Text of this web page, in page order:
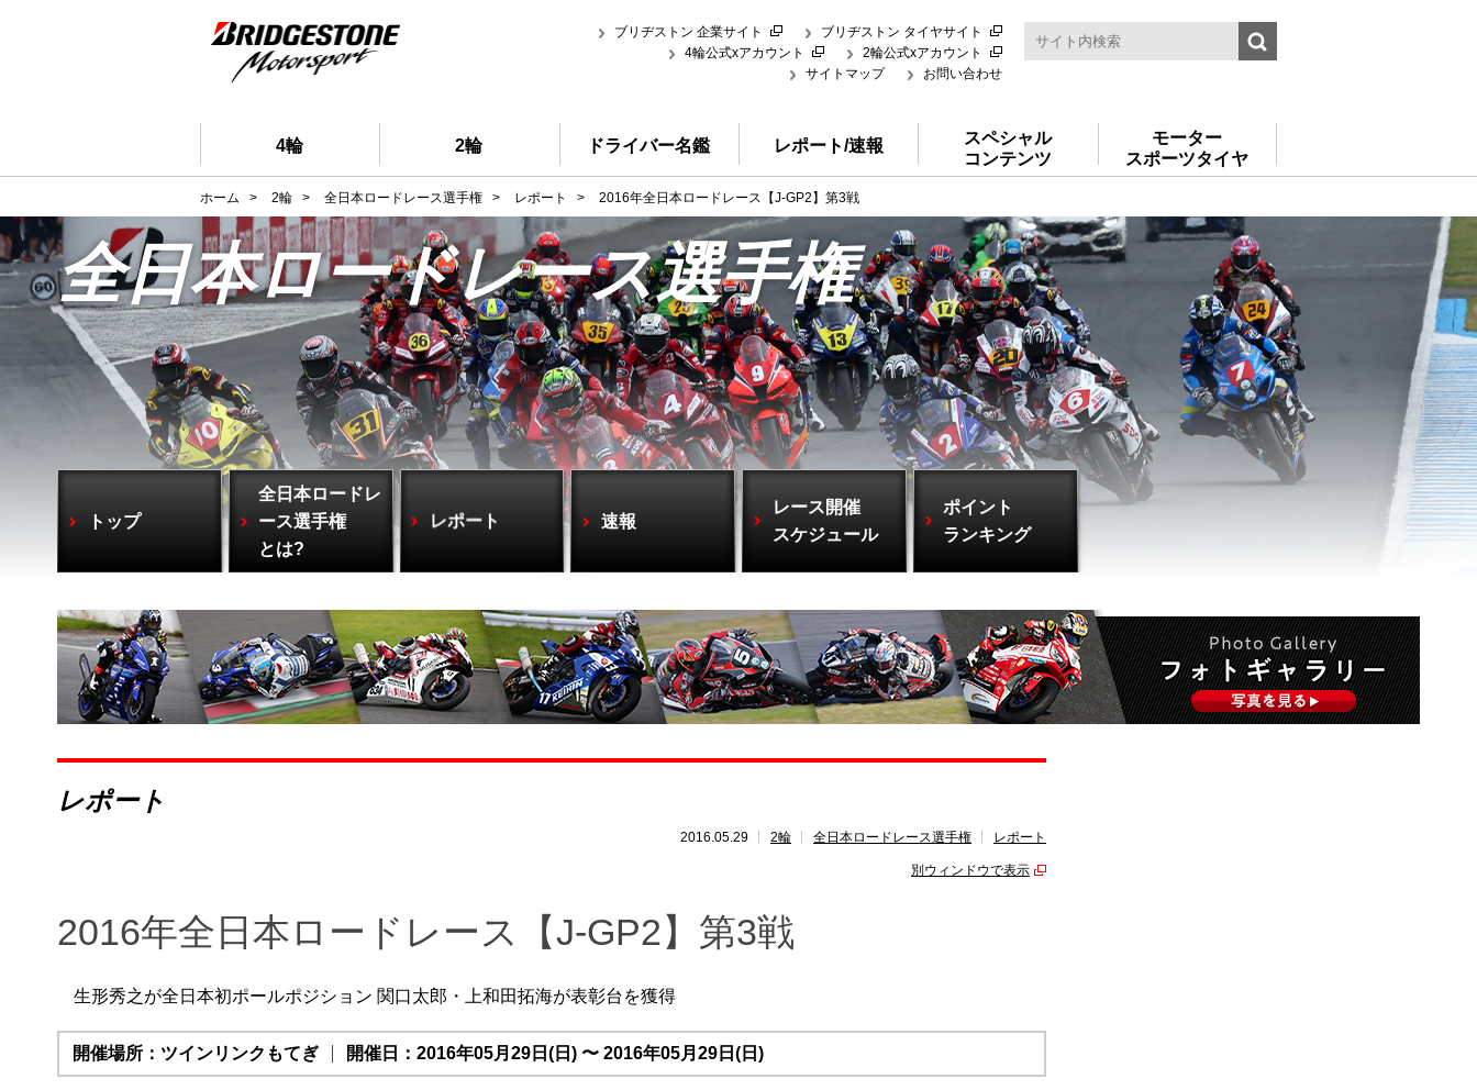
ブリヂストン 企業サイト
ブリヂストン タイヤサイト
4輪公式xアカウント
2輪公式xアカウント
サイトマップ
お問い合わせ
4輪 2輪 ドライバー名鑑 レポート/速報
スペシャル
コンテンツ
モーター
スポーツタイヤ
ホーム > 2輪 > 全日本ロードレース選手権 > レポート > 2016年全日本ロードレース【J-GP2】第3戦
全日本ロードレース選手権
トップ
全日本ロードレ
ース選手権
とは?
レポート 速報
レース開催
スケジュール
ポイント
ランキング
レポート
2016.05.29 2輪 全日本ロードレース選手権 レポート
別ウィンドウで表示
2016年全日本ロードレース【J-GP2】第3戦
生形秀之が全日本初ポールポジション 関口太郎・上和田拓海が表彰台を獲得
開催場所：ツインリンクもてぎ 開催日：2016年05月29日(日) 〜 2016年05月29日(日)